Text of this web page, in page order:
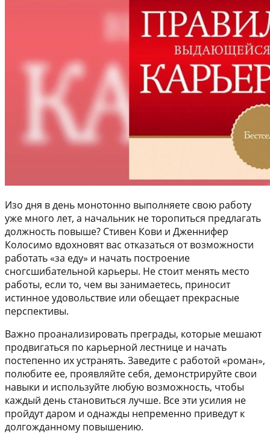
Изо дня в день монотонно выполняете свою работу
уже много лет, а начальник не торопиться предлагать
должность повыше? Стивен Кови и Дженнифер
Колосимо вдохновят вас отказаться от возможности
работать «за еду» и начать построение
сногсшибательной карьеры. Не стоит менять место
работы, если то, чем вы занимаетесь, приносит
истинное удовольствие или обещает прекрасные
перспективы.
Важно проанализировать преграды, которые мешают
продвигаться по карьерной лестнице и начать
постепенно их устранять. Заведите с работой «роман»,
полюбите ее, проявляйте себя, демонстрируйте свои
навыки и используйте любую возможность, чтобы
каждый день становиться лучше. Все эти усилия не
пройдут даром и однажды непременно приведут к
долгожданному повышению.